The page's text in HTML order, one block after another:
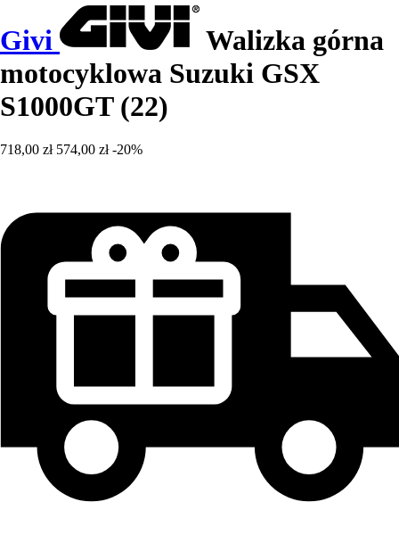
Givi
Walizka górna
motocyklowa Suzuki GSX
S1000GT (22)
718,00 zł 574,00 zł -20%